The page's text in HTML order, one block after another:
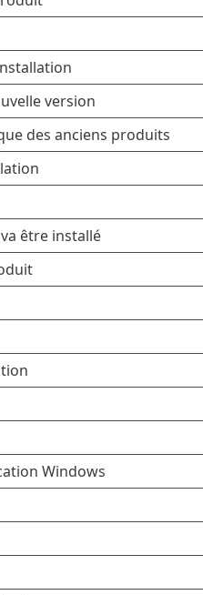
version
des anciens produits
être installé
Windows